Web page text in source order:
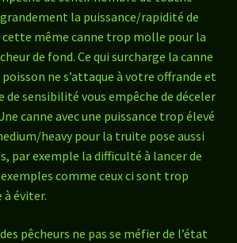
la puissance/rapidité de
cette même canne trop molle pour la
de fond. Ce qui surcharge la canne
ne s’attaque à votre offrande et
de sensibilité vous empêche de déceler
canne avec une puissance trop élevé
heavy pour la truite pose aussi
par exemple la difficulté à lancer de
comme ceux ci sont trop
éviter.
pêcheurs ne pas se méfier de l’état